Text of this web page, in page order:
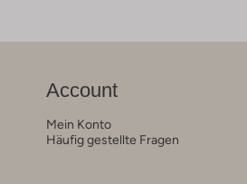
Account
Mein Konto
Häufig gestellte Fragen